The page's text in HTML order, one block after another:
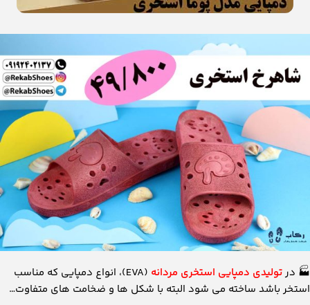
🏭 درتولیدی دمپایی استخری مردانه
(EVA)، انواع دمپایی که مناسب
استخر باشد ساخته می شود البته با شکل ها و ضخامت های متفاوت…